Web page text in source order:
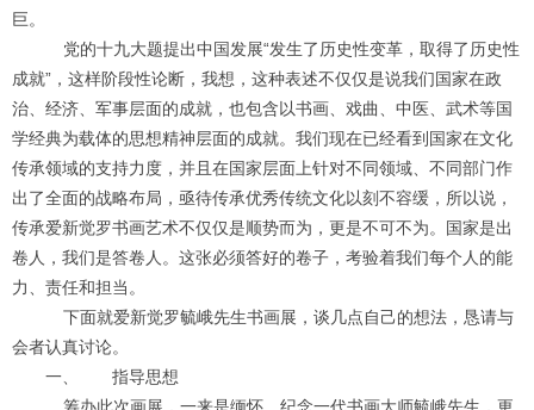
巨。
党的十九大题提出中国发展“发生了历史性变革，取得了历史性
成就”，这样阶段性论断，我想，这种表述不仅仅是说我们国家在政
治、经济、军事层面的成就，也包含以书画、戏曲、中医、武术等国
学经典为载体的思想精神层面的成就。我们现在已经看到国家在文化
传承领域的支持力度，并且在国家层面上针对不同领域、不同部门作
出了全面的战略布局，亟待传承优秀传统文化以刻不容缓，所以说，
传承爱新觉罗书画艺术不仅仅是顺势而为，更是不可不为。国家是出
卷人，我们是答卷人。这张必须答好的卷子，考验着我们每个人的能
力、责任和担当。
下面就爱新觉罗毓峨先生书画展，谈几点自己的想法，恳请与
会者认真讨论。
一、 指导思想
筹办此次画展，一来是缅怀、纪念一代书画大师毓峨先生，更